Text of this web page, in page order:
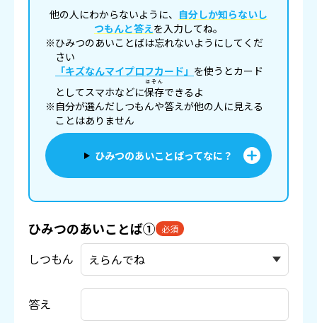
他の人にわからないように、 自分しか知らないし
つもんと答えを入力してね。
※ひみつのあいことばは忘れないようにしてくだ
さい
「キズなんマイプロフカード」 を使うとカード
としてスマホなどに保存
ほぞん
できるよ
※自分が選んだしつもんや答えが他の人に見える
ことはありません
ひみつのあいことばってなに？
ひみつのあいことば① 必須
しつもん
答え